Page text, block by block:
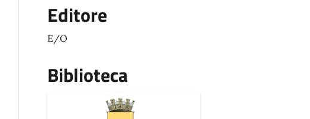
Editore
E/O
Biblioteca